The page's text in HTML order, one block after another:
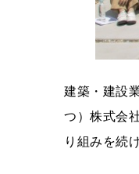
建築・建設
つ）株式会
り組みを続